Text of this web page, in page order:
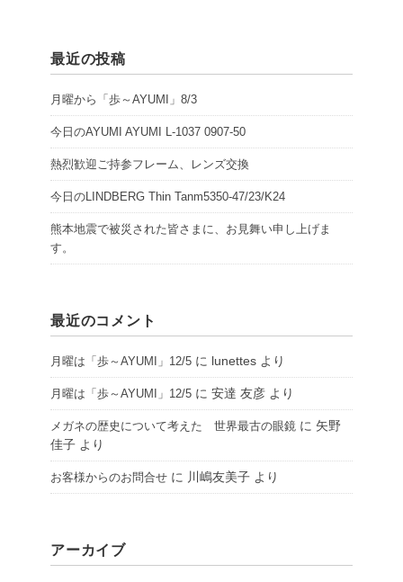
最近の投稿
月曜から「歩～AYUMI」8/3
今日のAYUMI AYUMI L-1037 0907-50
熱烈歓迎ご持参フレーム、レンズ交換
今日のLINDBERG Thin Tanm5350-47/23/K24
熊本地震で被災された皆さまに、お見舞い申し上げま
す。
最近のコメント
月曜は「歩～AYUMI」12/5 に lunettes より
月曜は「歩～AYUMI」12/5 に 安達 友彦 より
メガネの歴史について考えた 世界最古の眼鏡 に 矢野
佳子 より
お客様からのお問合せ に 川嶋友美子 より
アーカイブ